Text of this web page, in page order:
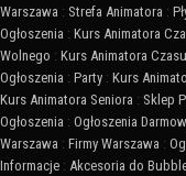
Warszawa : Strefa Animatora :
Ogłoszenia : Kurs Animatora
Wolnego : Kurs Animatora
Ogłoszenia : Party : Kurs
Kurs Animatora Seniora : Sklep
Ogłoszenia : Ogłoszenia
Warszawa : Firmy Warszawa :
Informacje : Akcesoria do